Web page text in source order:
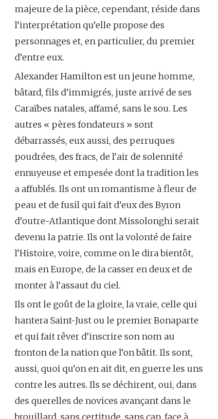
majeure de la pièce, cependant, réside dans
l’interprétation qu’elle propose des
personnages et, en particulier, du premier
d’entre eux.
Alexander Hamilton est un jeune homme,
bâtard, fils d’immigrés, juste arrivé de ses
Caraïbes natales, affamé, sans le sou. Les
autres « pères fondateurs » sont
débarrassés, eux aussi, des perruques
poudrées, des fracs, de l’air de solennité
ennuyeuse et empesée dont la tradition les
a affublés. Ils ont un romantisme à fleur de
peau et de fusil qui fait d’eux des Byron
d’outre-Atlantique dont Missolonghi serait
devenu la patrie. Ils ont la volonté de faire
l’Histoire, voire, comme on le dira bientôt,
mais en Europe, de la casser en deux et de
monter à l’assaut du ciel.
Ils ont le goût de la gloire, la vraie, celle qui
hantera Saint-Just ou le premier Bonaparte
et qui fait rêver d’inscrire son nom au
fronton de la nation que l’on bâtit. Ils sont,
aussi, quoi qu’on en ait dit, en guerre les uns
contre les autres. Ils se déchirent, oui, dans
des querelles de novices avançant dans le